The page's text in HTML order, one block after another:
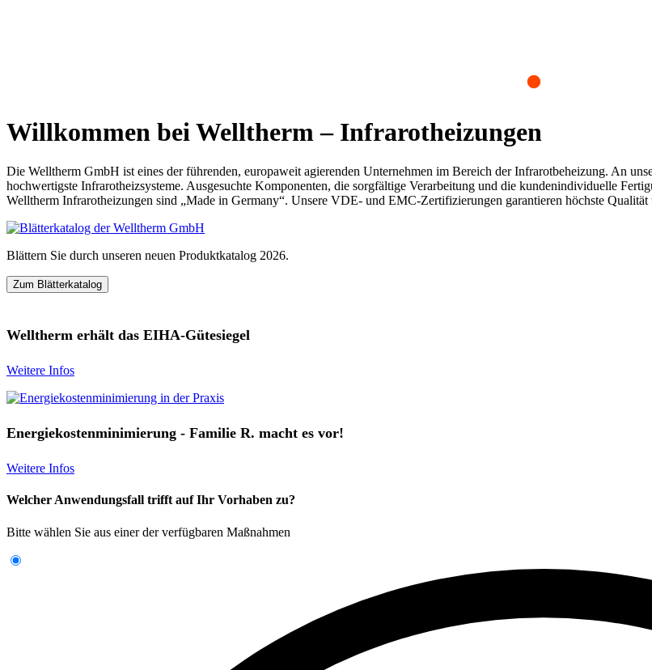
Willkommen bei Welltherm – Infrarotheizungen
Die Welltherm GmbH ist eines der führenden, europaweit agierenden Unternehmen im Bereich der Infrarotbeheizung. An
hochwertigste Infrarotheizsysteme. Ausgesuchte Komponenten, die sorgfältige Verarbeitung und die kundenindividuelle
Welltherm Infrarotheizungen sind „Made in Germany“. Unsere VDE- und EMC-Zertifizierungen garantieren höchste Qualität
Blättern Sie durch unseren neuen Produktkatalog 2026.
Zum Blätterkatalog
Welltherm erhält das EIHA-Gütesiegel
Weitere Infos
Energiekostenminimierung - Familie R. macht es vor!
Weitere Infos
Welcher Anwendungsfall trifft auf Ihr Vorhaben zu?
Bitte wählen Sie aus einer der verfügbaren Maßnahmen